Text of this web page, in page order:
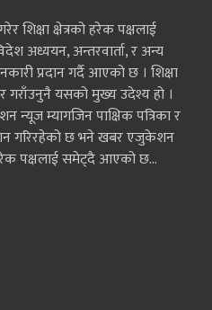
शिक्षा क्षेत्रको हरेक पक्षलाई
अध्ययन, अन्तरवार्ता, र अन्य
प्रदान गर्दै आएको छ । शिक्षा
गराँउनुनै यसको मुख्य उदेश्य हो ।
म्यागजिन पाक्षिक पत्रिका र
गरिरहेको छ भने खबर एजुकेशन
पक्षलाई समेट्दै आएको छ...